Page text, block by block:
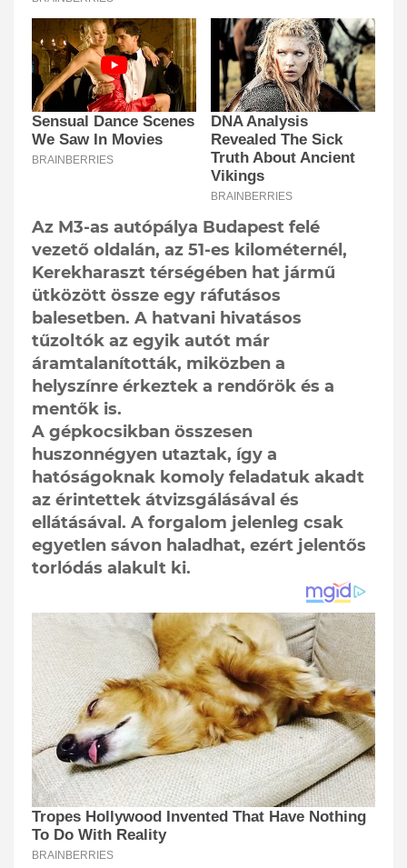
Az M3-as autópálya Budapest felé
vezető oldalán, az 51-es kilométernél,
Kerekharaszt térségében hat jármű
ütközött össze egy ráfutásos
balesetben. A hatvani hivatásos
tűzoltók az egyik autót már
áramtalanították, miközben a
helyszínre érkeztek a rendőrök és a
mentők is.
A gépkocsikban összesen
huszonnégyen utaztak, így a
hatóságoknak komoly feladatuk akadt
az érintettek átvizsgálásával és
ellátásával. A forgalom jelenleg csak
egyetlen sávon haladhat, ezért jelentős
torlódás alakult ki.